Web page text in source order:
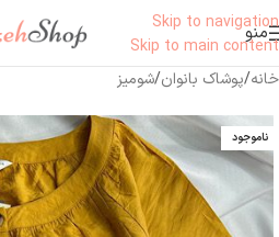
Skip to navigation
Skip to main content
منو
خانه/پوشاک بانوان/شومیز
ناموجود